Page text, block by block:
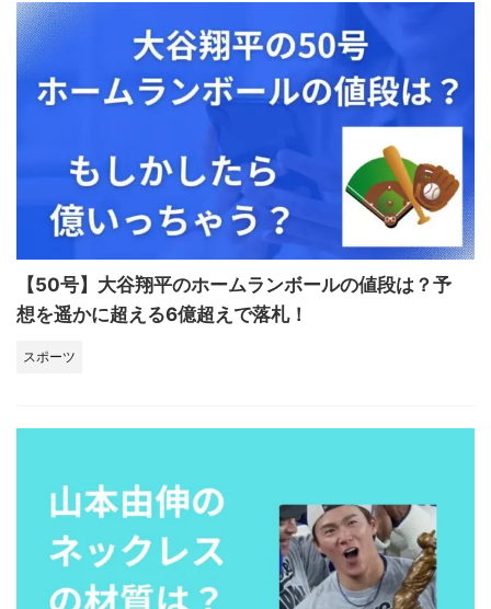
【50号】大谷翔平のホームランボールの値段は？予
想を遥かに超える6億超えで落札！
スポーツ